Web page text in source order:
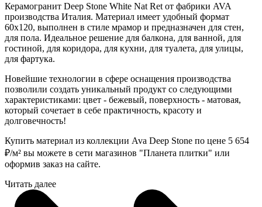
Керамогранит Deep Stone White Nat Ret от фабрики AVA
производства Италия. Материал имеет удобный формат
60x120, выполнен в стиле мрамор и предназначен для стен,
для пола. Идеальное решение для балкона, для ванной, для
гостиной, для коридора, для кухни, для туалета, для улицы,
для фартука.
Новейшие технологии в сфере оснащения производства
позволили создать уникальный продукт со следующими
характеристиками: цвет - бежевый, поверхность - матовая,
который сочетает в себе практичность, красоту и
долговечность!
Купить материал из коллекции Ava Deep Stone по цене 5 654
₽/м² вы можете в сети магазинов "Планета плитки" или
оформив заказ на сайте.
Читать далее